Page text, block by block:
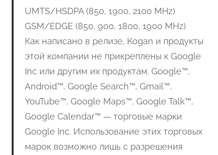
UMTS/HSDPA (850, 1900, 2100 MHz)
GSM/EDGE (850, 900, 1800, 1900 MHz)
Как написано в релизе, Kogan и продукты
этой компании не прикреплены к Google
Inc или другим их продуктам. Google™,
Android™, Google Search™, Gmail™,
YouTube™, Google Maps™, Google Talk™,
Google Calendar™ — торговые марки
Google Inc. Использование этих торговых
марок возможно лишь с разрешения